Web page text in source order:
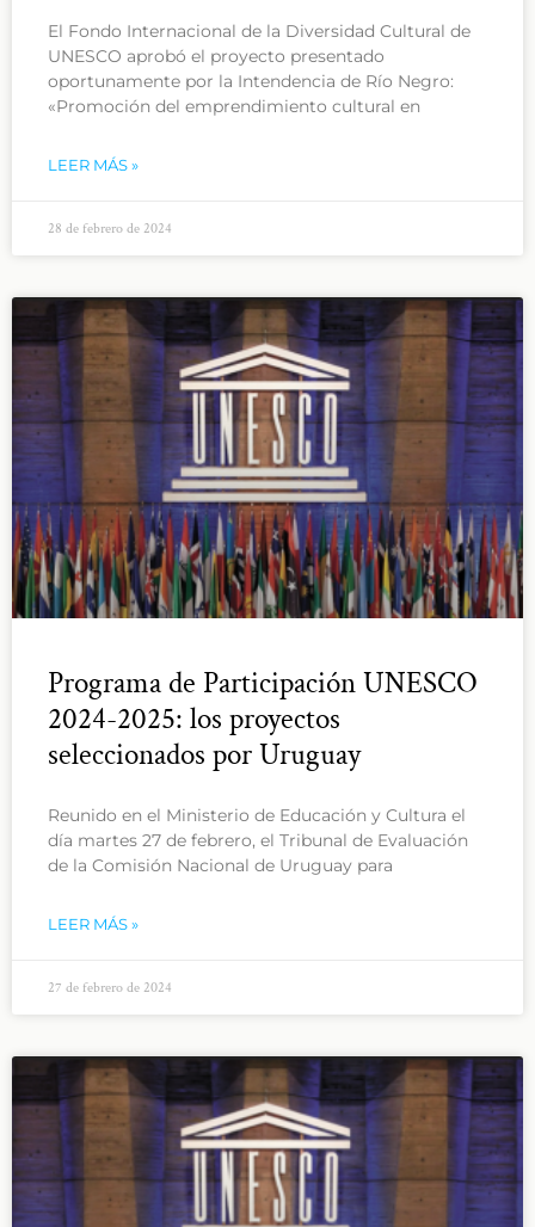
El Fondo Internacional de la Diversidad Cultural de
UNESCO aprobó el proyecto presentado
oportunamente por la Intendencia de Río Negro:
«Promoción del emprendimiento cultural en
LEER MÁS »
28 de febrero de 2024
Programa de Participación UNESCO
2024-2025: los proyectos
seleccionados por Uruguay
Reunido en el Ministerio de Educación y Cultura el
día martes 27 de febrero, el Tribunal de Evaluación
de la Comisión Nacional de Uruguay para
LEER MÁS »
27 de febrero de 2024